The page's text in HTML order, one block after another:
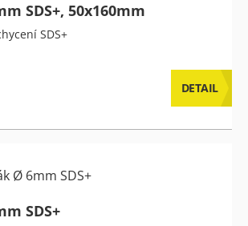
SDS+, 50x160mm
SDS+
DETAIL
SDS+